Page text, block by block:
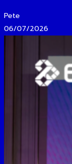
Pete
06/07/2026